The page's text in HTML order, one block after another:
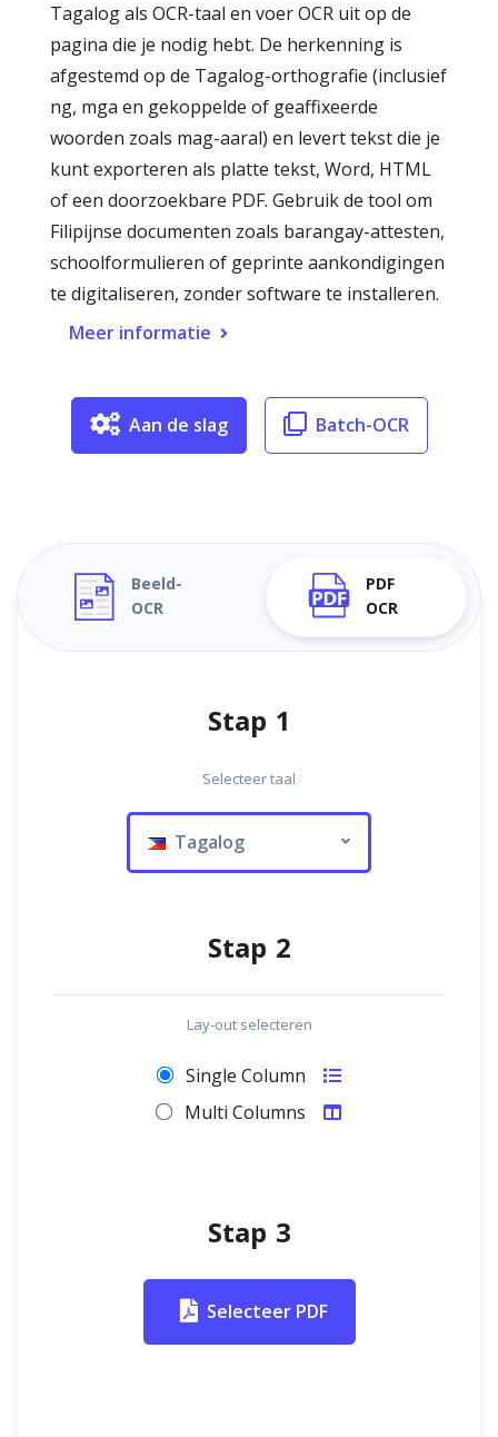
Tagalog als OCR-taal en voer OCR uit op de
pagina die je nodig hebt. De herkenning is
afgestemd op de Tagalog-orthografie (inclusief
ng, mga en gekoppelde of geaffixeerde
woorden zoals mag-aaral) en levert tekst die je
kunt exporteren als platte tekst, Word, HTML
of een doorzoekbare PDF. Gebruik de tool om
Filipijnse documenten zoals barangay-attesten,
schoolformulieren of geprinte aankondigingen
te digitaliseren, zonder software te installeren.
Meer informatie
Aan de slag Batch-OCR
Beeld-
OCR
PDF
OCR
Stap 1
Selecteer taal
Tagalog
Stap 2
Lay-out selecteren
Single Column
Multi Columns
Stap 3
Selecteer PDF